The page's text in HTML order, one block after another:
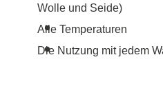
Wolle und Seide)
Alle Temperaturen
Die Nutzung mit jedem